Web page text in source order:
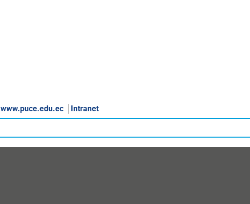
www.puce.edu.ec│ Intranet